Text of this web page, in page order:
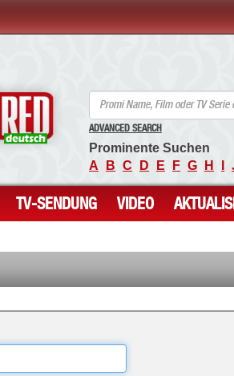
ADVANCED SEARCH
Prominente Suchen
A
B C D E F G H
TV-SENDUNG VIDEO